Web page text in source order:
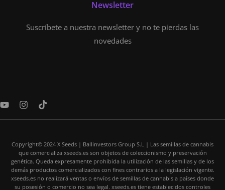
Newsletter
Suscríbete a nuestra newsletter y no te pierdas las
novedades
Y
u
I
s
g
r
a
m
T
k
o
k
Copyright© 2024 X Seeds | Ballinvestors Group S.L | Las semillas de cannabis
que comercializa xseeds.es son objetos de coleccionismo y preservación
genética. Queda expresamente prohibida la utilización de las semillas y de los
demás productos comercializados con fines contrarios a la legislación vigente.
xseeds.es no realizará ventas o envíos de semillas de cannabis a países donde
su posesión o comercio no sea legal. xseeds.es tiene establecidos controles